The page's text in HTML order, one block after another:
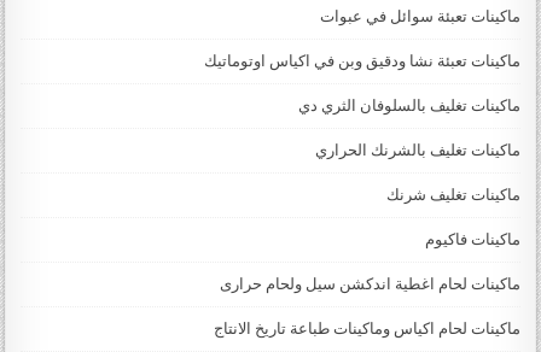
ماكينات تعبئة سوائل في عبوات
ماكينات تعبئة نشا ودقيق وبن في اكياس اوتوماتيك
ماكينات تغليف بالسلوفان الثري دي
ماكينات تغليف بالشرنك الحراري
ماكينات تغليف شرنك
ماكينات فاكيوم
ماكينات لحام اغطية اندكشن سيل ولحام حرارى
ماكينات لحام اكياس وماكينات طباعة تاريخ الانتاج